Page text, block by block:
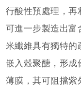
行酸性預處理，再
可進一步製造出富
米纖維具有獨特的
嵌入殼聚醣，形成
薄膜，其可阻擋紫